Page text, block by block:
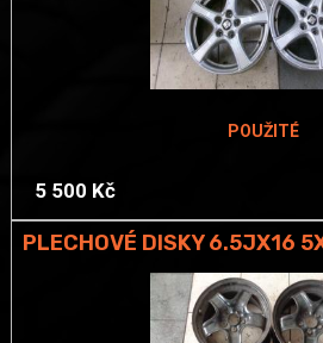
POUŽITÉ
5 500 Kč
PLECHOVÉ DISKY 6.5JX16